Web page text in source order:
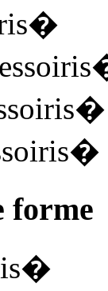
�
�
�
forme
�